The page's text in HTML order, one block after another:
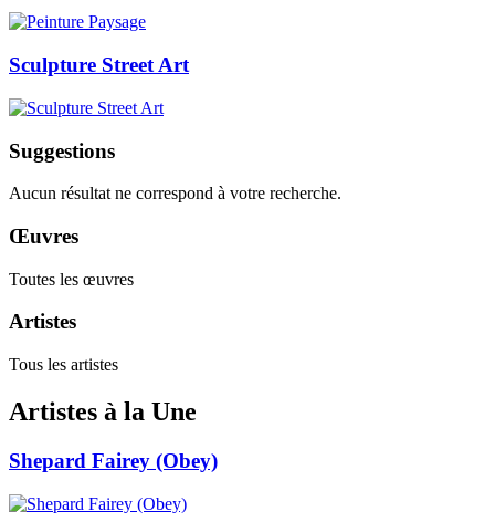
Sculpture Street Art
Suggestions
Aucun résultat ne correspond à votre recherche.
Œuvres
Toutes les œuvres
Artistes
Tous les artistes
Artistes à la Une
Shepard Fairey (Obey)